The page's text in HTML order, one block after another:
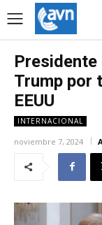
Presidente
Trump por
EEUU
INTERNACIONAL
noviembre 7, 2024